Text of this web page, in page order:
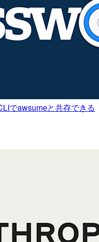
でawsumeと共存できる